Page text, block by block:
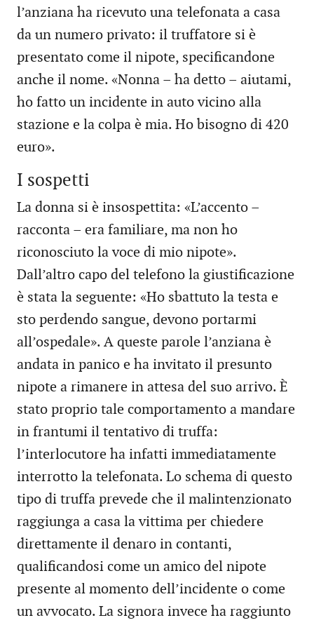
l’anziana ha ricevuto una telefonata a casa
da un numero privato: il truffatore si è
presentato come il nipote, specificandone
anche il nome. «Nonna – ha detto – aiutami,
ho fatto un incidente in auto vicino alla
stazione e la colpa è mia. Ho bisogno di 420
euro».
I sospetti
La donna si è insospettita: «L’accento –
racconta – era familiare, ma non ho
riconosciuto la voce di mio nipote».
Dall’altro capo del telefono la giustificazione
è stata la seguente: «Ho sbattuto la testa e
sto perdendo sangue, devono portarmi
all’ospedale». A queste parole l’anziana è
andata in panico e ha invitato il presunto
nipote a rimanere in attesa del suo arrivo. È
stato proprio tale comportamento a mandare
in frantumi il tentativo di truffa:
l’interlocutore ha infatti immediatamente
interrotto la telefonata. Lo schema di questo
tipo di truffa prevede che il malintenzionato
raggiunga a casa la vittima per chiedere
direttamente il denaro in contanti,
qualificandosi come un amico del nipote
presente al momento dell’incidente o come
un avvocato. La signora invece ha raggiunto